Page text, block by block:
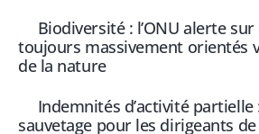
Biodiversité : l’ONU alerte
toujours massivement orientés
de la nature
Indemnités d’activité partielle
sauvetage pour les dirigeants de